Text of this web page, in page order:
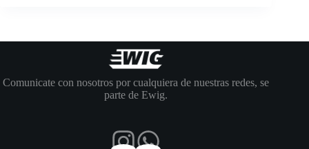
Comunicate con nosotros por cualquiera de nuestras redes, se
parte de Ewig.